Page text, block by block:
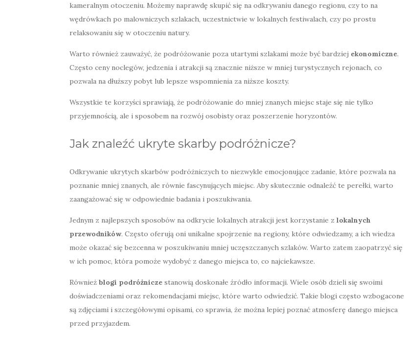
kameralnym otoczeniu. Możemy naprawdę skupić się na odkrywaniu danego regionu, czy to na
wędrówkach po malowniczych szlakach, uczestnictwie w lokalnych festiwalach, czy po prostu
relaksowaniu się w otoczeniu natury.
Warto również zauważyć, że podróżowanie poza utartymi szlakami może być bardziej ekonomiczne.
Często ceny noclegów, jedzenia i atrakcji są znacznie niższe w mniej turystycznych rejonach, co
pozwala na dłuższy pobyt lub lepsze wspomnienia za niższe koszty.
Wszystkie te korzyści sprawiają, że podróżowanie do mniej znanych miejsc staje się nie tylko
przyjemnością, ale i sposobem na rozwój osobisty oraz poszerzenie horyzontów.
Jak znaleźć ukryte skarby podróżnicze?
Odkrywanie ukrytych skarbów podróżniczych to niezwykle emocjonujące zadanie, które pozwala na
poznanie mniej znanych, ale równie fascynujących miejsc. Aby skutecznie odnaleźć te perełki, warto
zaangażować się w odpowiednie badania i poszukiwania.
Jednym z najlepszych sposobów na odkrycie lokalnych atrakcji jest korzystanie z lokalnych
przewodników. Często oferują oni unikalne spojrzenie na regiony, które odwiedzamy, a ich wiedza
może okazać się bezcenna w poszukiwaniu mniej uczęszczanych szlaków. Warto zatem zaopatrzyć się
w ich pomoc, która pomoże wydobyć z danego miejsca to, co najciekawsze.
Również blogi podróżnicze stanowią doskonałe źródło informacji. Wiele osób dzieli się swoimi
doświadczeniami oraz rekomendacjami miejsc, które warto odwiedzić. Takie blogi często wzbogacone
są zdjęciami i szczegółowymi opisami, co sprawia, że można lepiej poznać atmosferę danego miejsca
przed przyjazdem.